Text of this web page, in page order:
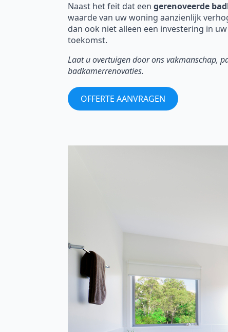
Naast het feit dat een gerenoveerde
waarde van uw woning aanzienlijk
dan ook niet alleen een investering in
toekomst.
Laat u overtuigen door ons vakmanschap,
badkamerrenovaties.
OFFERTE AANVRAGEN